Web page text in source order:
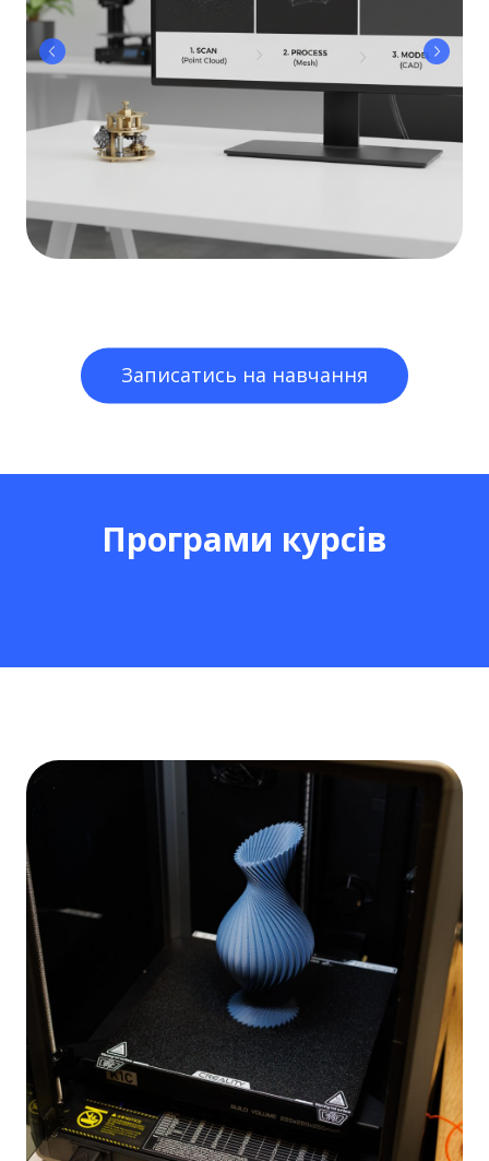
Записатись на навчання
Програми курсів